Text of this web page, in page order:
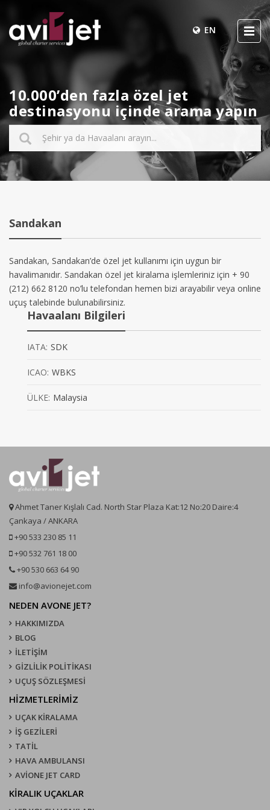
EN
10.000’den fazla özel jet
destinasyonu içinde arama yapın
Sandakan
Sandakan, Sandakan’de özel jet kullanımı için uygun bir
havalimanıdır. Sandakan özel jet kiralama işlemleriniz için + 90
(212) 662 8120 no’lu telefondan hemen bizi arayabilir veya online
uçuş talebinde bulunabilirsiniz.
Havaalanı Bilgileri
IATA: SDK
ICAO: WBKS
ÜLKE: Malaysia
Ahmet Taner Kışlalı Cad. North Star Plaza Kat:12 No:20 Daire:4
Çankaya / ANKARA
+90 533 230 85 11
+90 532 761 18 00
+90 530 663 64 90
info@avionejet.com
NEDEN AVONE JET?
HAKKIMIZDA
BLOG
İLETİŞİM
GİZLİLİK POLİTİKASI
UÇUŞ SÖZLEŞMESI
HİZMETLERİMİZ
UÇAK KIRALAMA
İŞ GEZİLERİ
TATİL
HAVA AMBULANSI
AVİONE JET CARD
KIRALIK UÇAKLAR